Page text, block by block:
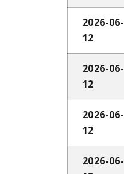
2026-06-
12
2026-06-
12
2026-06-
12
2026-06-